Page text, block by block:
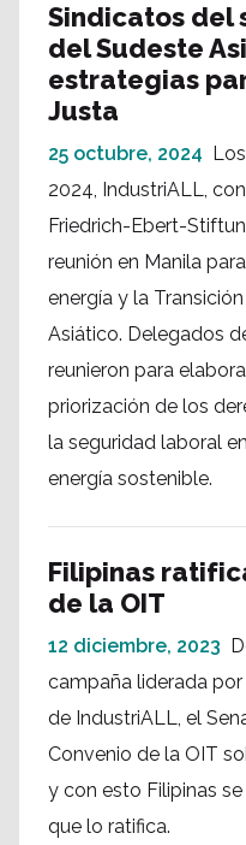
Sindicatos del
del Sudeste
estrategias
Justa
25 octubre, 2024
2024, IndustriALL,
Friedrich-Ebert-
reunión en Manila
energía y la
Asiático. Delegados
reunieron para
priorización de los
la seguridad laboral
energía sostenible.
Filipinas
de la OIT
12 diciembre, 2023
campaña liderada
de IndustriALL, el
Convenio de la OIT
y con esto Filipinas
que lo ratifica.